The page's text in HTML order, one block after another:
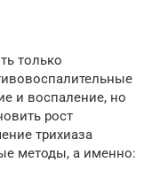
только
и воспаление, но
рост
трихиаза
методы, а именно: